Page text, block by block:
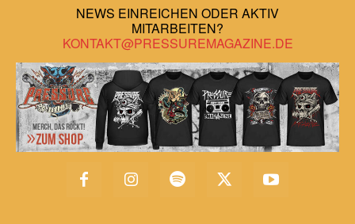
NEWS EINREICHEN ODER AKTIV
MITARBEITEN?
KONTAKT@PRESSUREMAGAZINE.DE